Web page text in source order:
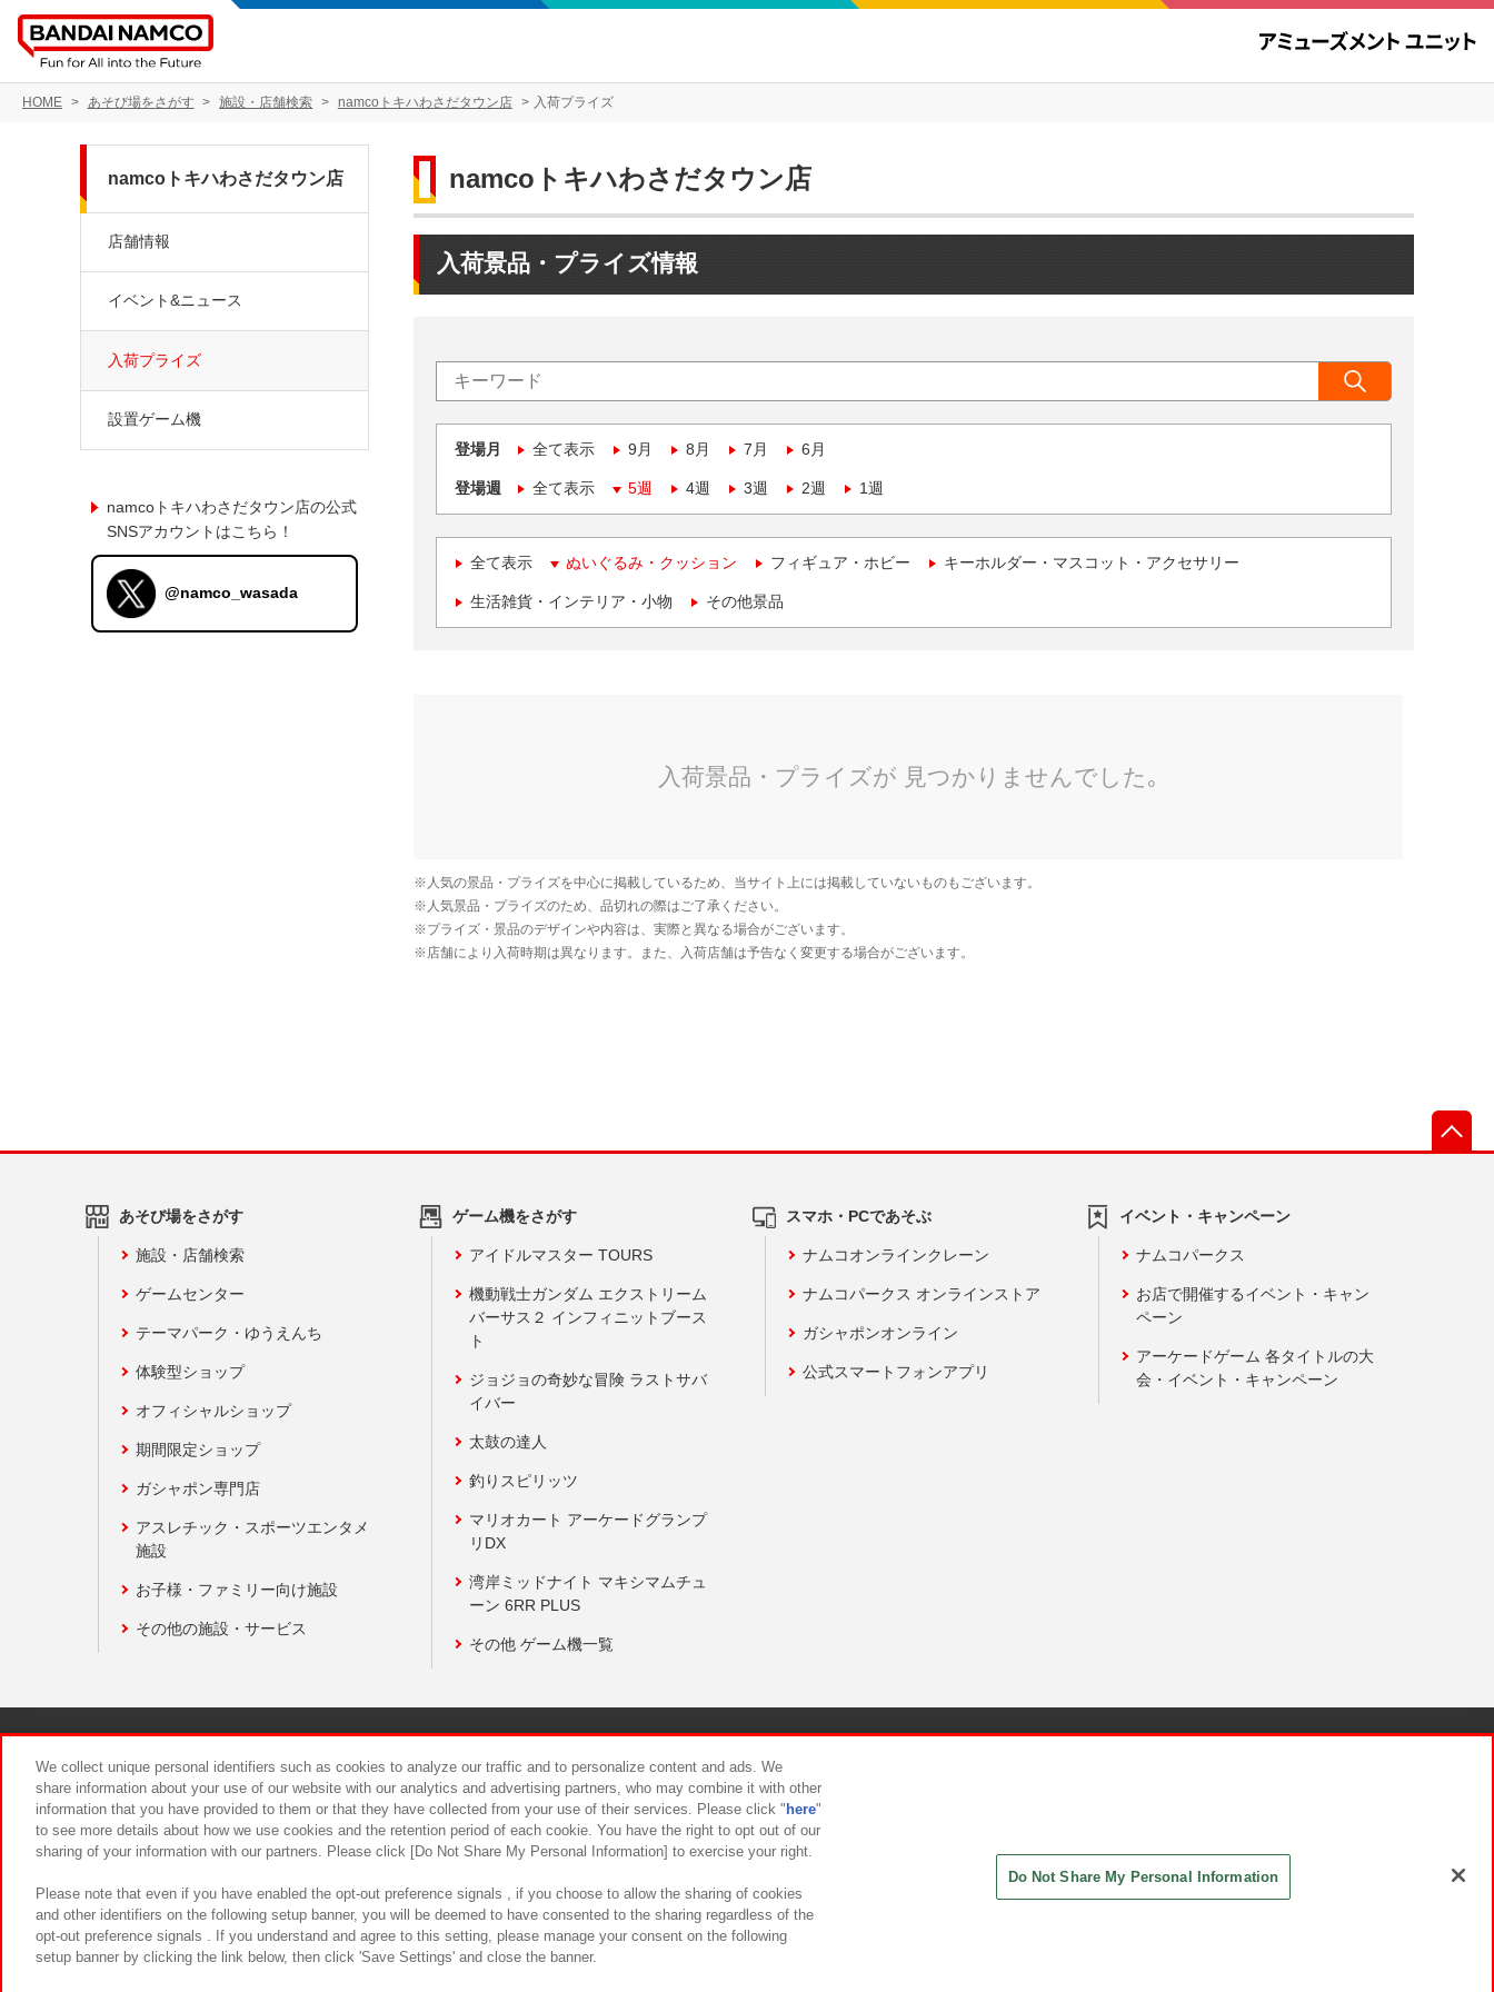
HOME あそび場をさがす 施設・店舗検索 namcoトキハわさだタウン店 入荷プライズ
namcoトキハわさだタウン店
入荷景品・プライズ情報
登場月 全て表示 9月 8月 7月 6月
登場週 全て表示 5週 4週 3週 2週 1週
全て表示 ぬいぐるみ・クッション フィギュア・ホビー キーホルダー・マスコット・アクセサリー
生活雑貨・インテリア・小物 その他景品
namcoトキハわさだタウン店
店舗情報
イベント&ニュース
入荷プライズ
設置ゲーム機
namcoトキハわさだタウン店の公式
SNSアカウントはこちら！
@namco_wasada
あそび場をさがす
施設・店舗検索
ゲームセンター
テーマパーク・ゆうえんち
体験型ショップ
オフィシャルショップ
期間限定ショップ
ガシャポン専門店
アスレチック・スポーツエンタメ
施設
お子様・ファミリー向け施設
その他の施設・サービス
ゲーム機をさがす
アイドルマスター TOURS
機動戦士ガンダム エクストリーム
バーサス２ インフィニットブース
ト
ジョジョの奇妙な冒険 ラストサバ
イバー
太鼓の達人
釣りスピリッツ
マリオカート アーケードグランプ
リDX
湾岸ミッドナイト マキシマムチュ
ーン 6RR PLUS
その他 ゲーム機一覧
スマホ・PCであそぶ
ナムコオンラインクレーン
ナムコパークス オンラインストア
ガシャポンオンライン
公式スマートフォンアプリ
イベント・キャンペーン
ナムコパークス
お店で開催するイベント・キャン
ペーン
アーケードゲーム 各タイトルの大
会・イベント・キャンペーン
食品のご提供について カスタマーハラスメント対応方針
We collect unique personal identifiers such as cookies to analyze our traffic and to personalize content and ads. We
share information about your use of our website with our analytics and advertising partners, who may combine it with other
information that you have provided to them or that they have collected from your use of their services. Please click " here"
to see more details about how we use cookies and the retention period of each cookie. You have the right to opt out of our
sharing of your information with our partners. Please click [Do Not Share My Personal Information] to exercise your right.
Please note that even if you have enabled the opt-out preference signals , if you choose to allow the sharing of cookies
and other identifiers on the following setup banner, you will be deemed to have consented to the sharing regardless of the
opt-out preference signals . If you understand and agree to this setting, please manage your consent on the following
setup banner by clicking the link below, then click 'Save Settings' and close the banner.
Do Not Share My Personal Information